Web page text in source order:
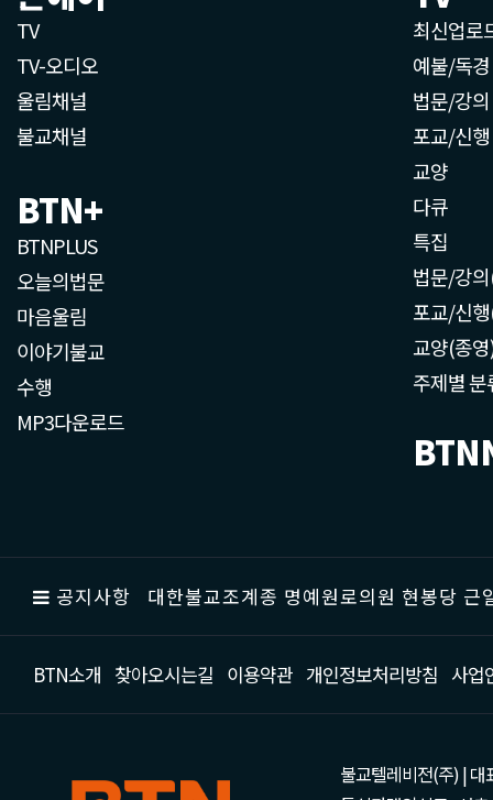
TV
TV-오디오
울림채널
불교채널
BTN+
BTNPLUS
오늘의법문
마음울림
이야기불교
수행
MP3다운로드
최신업로
예불/독경
법문/강의
포교/신행
교양
다큐
특집
법문/강
포교/신
교양(종
주제별 분
공지사항 대한불교조계종 명예원로의원 현봉당
BTN소개 찾아오시는길 이용약관 개인정보처리방침 사업
불교텔레비전(주) | 대